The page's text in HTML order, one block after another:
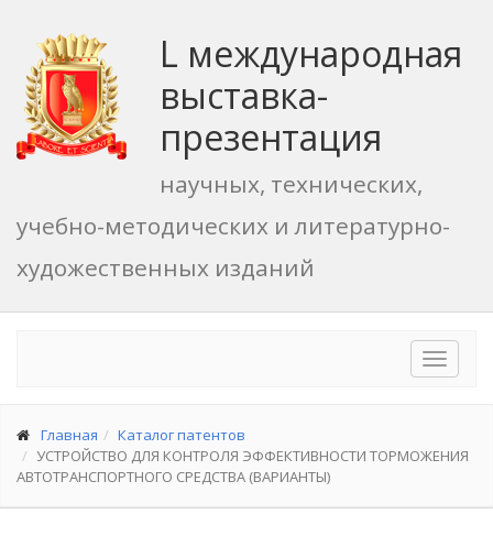
L международная
выставка-
презентация
научных, технических,
учебно-методических и литературно-
художественных изданий
Toggle
Главная
Каталог патентов
УСТРОЙСТВО ДЛЯ КОНТРОЛЯ ЭФФЕКТИВНОСТИ ТОРМОЖЕНИЯ
АВТОТРАНСПОРТНОГО СРЕДСТВА (ВАРИАНТЫ)